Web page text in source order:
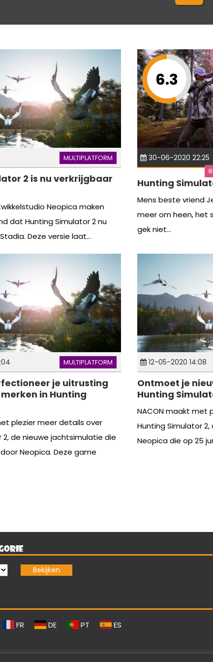
MULTIPLATFORM
2 is nu verkrijgbaar
Neopica maken
dat Hunting Simulator 2 nu
Deze versie laat...
6.3
30-06-2020 22:25
Hunting
Mens beste vriend
meer om heen, het
gek niet...
MULTIPLATFORM
je uitrusting
in Hunting
plezier meer details over
2, de nieuwe jachtsimulatie die
Neopica. Deze game
12-05-2020 14:08
Ontmoet je
Hunting
NACON maakt met
Hunting Simulator
Neopica die op 25
FR DE PT ES